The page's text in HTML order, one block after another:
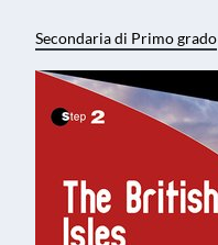
Secondaria di Primo grado